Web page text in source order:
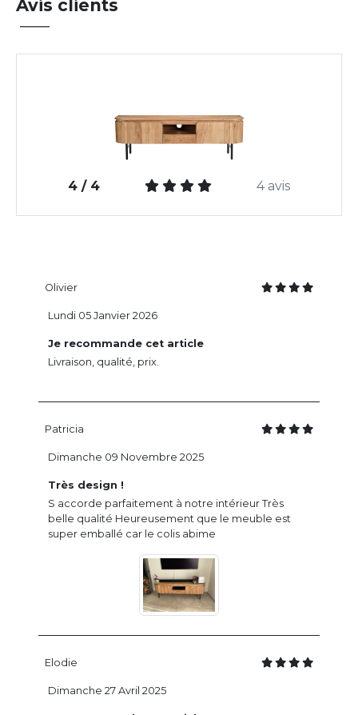
Avis clients
4 / 4 4 avis
Olivier
Je recommande cet article
Livraison, qualité, prix.
Lundi 05 Janvier 2026
Patricia
Très design !
S accorde parfaitement à notre intérieur Très
belle qualité Heureusement que le meuble est
super emballé car le colis abime
Dimanche 09 Novembre 2025
Elodie
Dimanche 27 Avril 2025